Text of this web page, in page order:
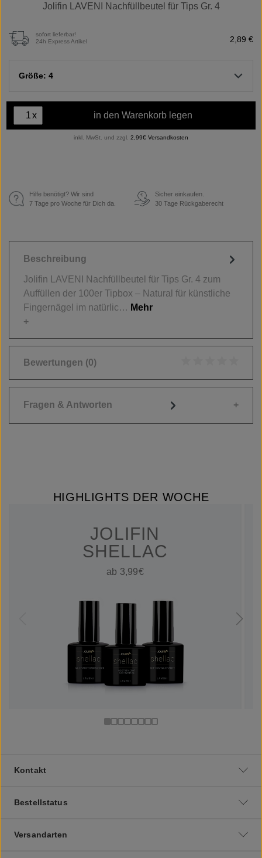
Jolifin LAVENI Nachfüllbeutel für Tips Gr. 4
sofort lieferbar!
24h Express Artikel
2,89 €
Größe: 4
x in den Warenkorb legen
inkl. MwSt. und zzgl. 2,99€ Versandkosten
Hilfe benötigt? Wir sind
7 Tage pro Woche für Dich da.
€
Sicher einkaufen.
30 Tage Rückgaberecht
Beschreibung
Jolifin LAVENI Nachfüllbeutel für Tips Gr. 4 zum
Auffüllen der 100er Tipbox – Natural für künstliche
Fingernägel im natürlic… Mehr
Bewertungen (0)
Fragen & Antworten
HIGHLIGHTS DER WOCHE
JOLIFIN
SHELLAC
ab 3,99€
Kontakt
Bestellstatus
Versandarten